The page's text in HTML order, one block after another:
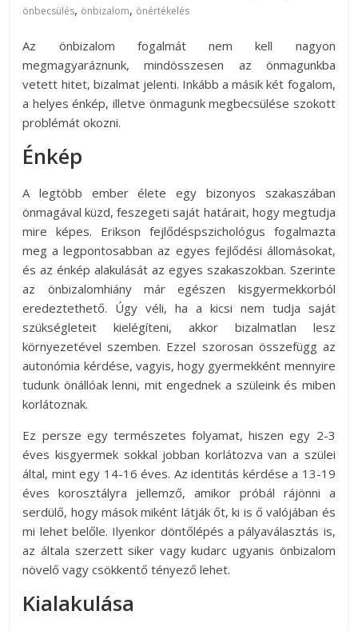
önbecsülés, önbizalom, önértékelés
Az önbizalom fogalmát nem kell nagyon
megmagyaráznunk, mindösszesen az önmagunkba
vetett hitet, bizalmat jelenti. Inkább a másik két fogalom,
a helyes énkép, illetve önmagunk megbecsülése szokott
problémát okozni.
Énkép
A legtöbb ember élete egy bizonyos szakaszában
önmagával küzd, feszegeti saját határait, hogy megtudja
mire képes. Erikson fejlődéspszichológus fogalmazta
meg a legpontosabban az egyes fejlődési állomásokat,
és az énkép alakulását az egyes szakaszokban. Szerinte
az önbizalomhiány már egészen kisgyermekkorból
eredeztethető. Úgy véli, ha a kicsi nem tudja saját
szükségleteit kielégíteni, akkor bizalmatlan lesz
környezetével szemben. Ezzel szorosan összefügg az
autonómia kérdése, vagyis, hogy gyermekként mennyire
tudunk önállóak lenni, mit engednek a szüleink és miben
korlátoznak.
Ez persze egy természetes folyamat, hiszen egy 2-3
éves kisgyermek sokkal jobban korlátozva van a szülei
által, mint egy 14-16 éves. Az identitás kérdése a 13-19
éves korosztályra jellemző, amikor próbál rájönni a
serdülő, hogy mások miként látják őt, ki is ő valójában és
mi lehet belőle. Ilyenkor döntőlépés a pályaválasztás is,
az általa szerzett siker vagy kudarc ugyanis önbizalom
növelő vagy csökkentő tényező lehet.
Kialakulása